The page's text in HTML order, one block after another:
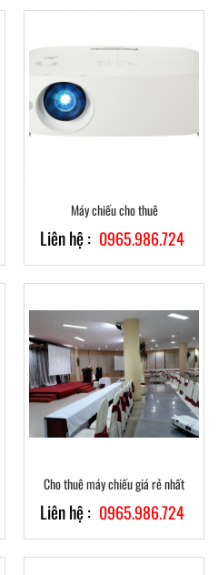
Máy chiếu cho thuê
Liên hệ : 0965.986.724
Cho thuê máy chiếu giá rẻ nhất
Liên hệ : 0965.986.724